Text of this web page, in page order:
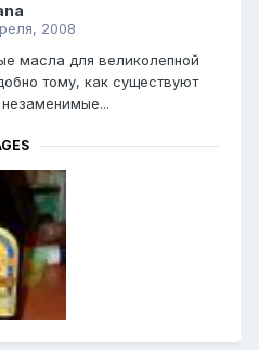
2008
масла для великолепной
тому, как существуют